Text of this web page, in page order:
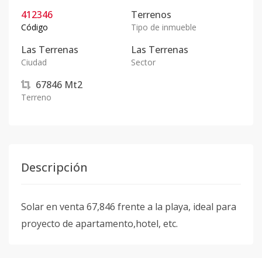
412346
Código
Terrenos
Tipo de inmueble
Las Terrenas
Ciudad
Las Terrenas
Sector
67846 Mt2
Terreno
Descripción
Solar en venta 67,846 frente a la playa, ideal para
proyecto de apartamento,hotel, etc.